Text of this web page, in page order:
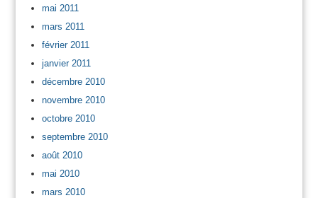
mai 2011
mars 2011
février 2011
janvier 2011
décembre 2010
novembre 2010
octobre 2010
septembre 2010
août 2010
mai 2010
mars 2010